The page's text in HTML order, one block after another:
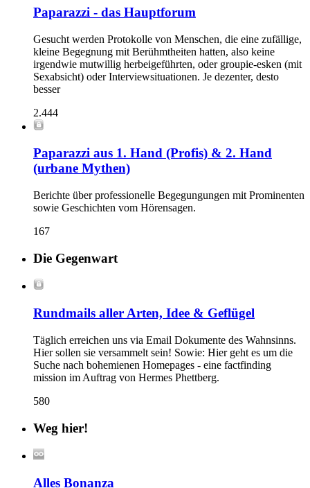
Paparazzi - das Hauptforum
Gesucht werden Protokolle von Menschen, die eine zufällige,
kleine Begegnung mit Berühmtheiten hatten, also keine
irgendwie mutwillig herbeigeführten, oder groupie-esken (mit
Sexabsicht) oder Interviewsituationen. Je dezenter, desto
besser
2.444
Paparazzi aus 1. Hand (Profis) & 2. Hand
(urbane Mythen)
Berichte über professionelle Begegungungen mit Prominenten
sowie Geschichten vom Hörensagen.
167
Die Gegenwart
Rundmails aller Arten, Idee & Geflügel
Täglich erreichen uns via Email Dokumente des Wahnsinns.
Hier sollen sie versammelt sein! Sowie: Hier geht es um die
Suche nach bohemienen Homepages - eine factfinding
mission im Auftrag von Hermes Phettberg.
580
Weg hier!
Alles Bonanza